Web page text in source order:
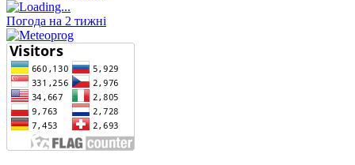
Погода на 2 тижні